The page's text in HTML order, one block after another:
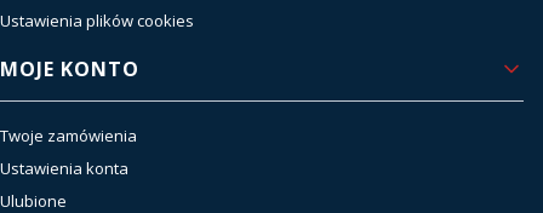
Ustawienia plików cookies
MOJE KONTO
Twoje zamówienia
Ustawienia konta
Ulubione